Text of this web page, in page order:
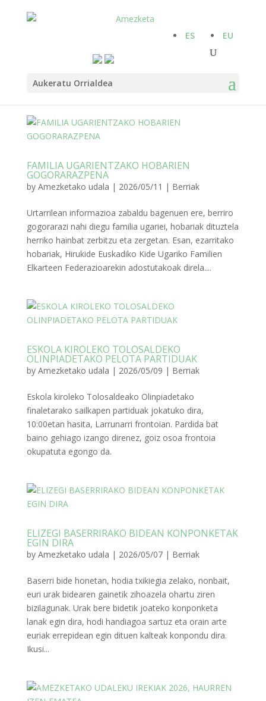
Aukeratu Orrialdea
ES EU
FAMILIA UGARIENTZAKO HOBARIEN
GOGORARAZPENA
by Amezketako udala | 2026/05/11 | Berriak
Urtarrilean informazioa zabaldu bagenuen ere, berriro
gogorarazi nahi diegu familia ugariei, hobariak dituztela
herriko hainbat zerbitzu eta zergetan. Esan, ezarritako
hobariak, Hirukide Euskadiko Kide Ugariko Familien
Elkarteen Federazioarekin adostutakoak direla....
ESKOLA KIROLEKO TOLOSALDEKO
OLINPIADETAKO PELOTA PARTIDUAK
by Amezketako udala | 2026/05/09 | Berriak
Eskola kiroleko Tolosaldeako Olinpiadetako
finaletarako sailkapen partiduak jokatuko dira,
10:00etan hasita, Larrunarri frontoian. Pardida bat
baino gehiago izango direnez, goiz osoa frontoia
okupatuta egongo da.
ELIZEGI BASERRIRAKO BIDEAN KONPONKETAK
EGIN DIRA
by Amezketako udala | 2026/05/07| Berriak
Baserri bide honetan, hodia txikiegia zelako, nonbait,
euri urak bidearen gainetik zihoazela ohartu ziren
bizilagunak. Urak bere bidetik joateko konponketa
lanak egin dira, hodi handiagoa sartuz eta orain arte
euriak errepidean egin dituen kalteak konpondu dira.
Ikusi...